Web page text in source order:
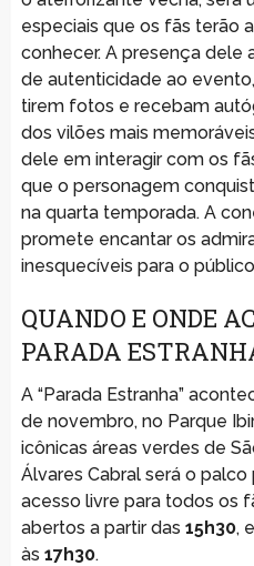
especiais que os fãs terão
conhecer. A presença dele
de autenticidade ao
tirem fotos e recebam
dos vilões mais
dele em interagir com os
que o personagem
na quarta temporada. A
promete encantar os
inesquecíveis para o
QUANDO E ONDE
PARADA
A “Parada Estranha”
de novembro, no Parque
icônicas áreas verdes de
Álvares Cabral será o
acesso livre para todos os
abertos a partir das 15h30,
às 17h30.